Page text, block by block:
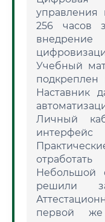
управления
256 часов
Учебный
Наставник
Личный
Небольшой
решили
первой же